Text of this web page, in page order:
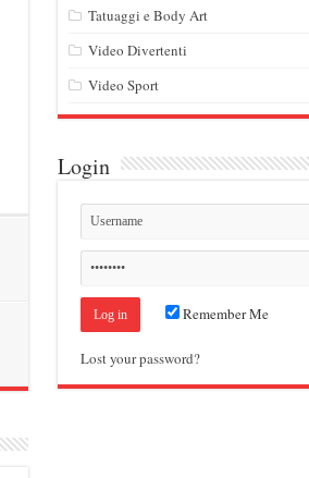
Tatuaggi e Body Art
Video Divertenti
Video Sport
Login
Remember Me
Lost your password?